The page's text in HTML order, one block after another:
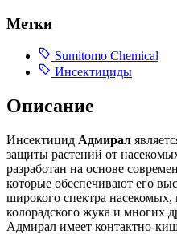
Метки
Sumitomo Chemical
Инсектициды
Описание
Инсектицид Адмирал
защиты растений от
разработан на основе
которые обеспечивают его
широкого спектра
колорадского жука и многих
Адмирал имеет контактно-